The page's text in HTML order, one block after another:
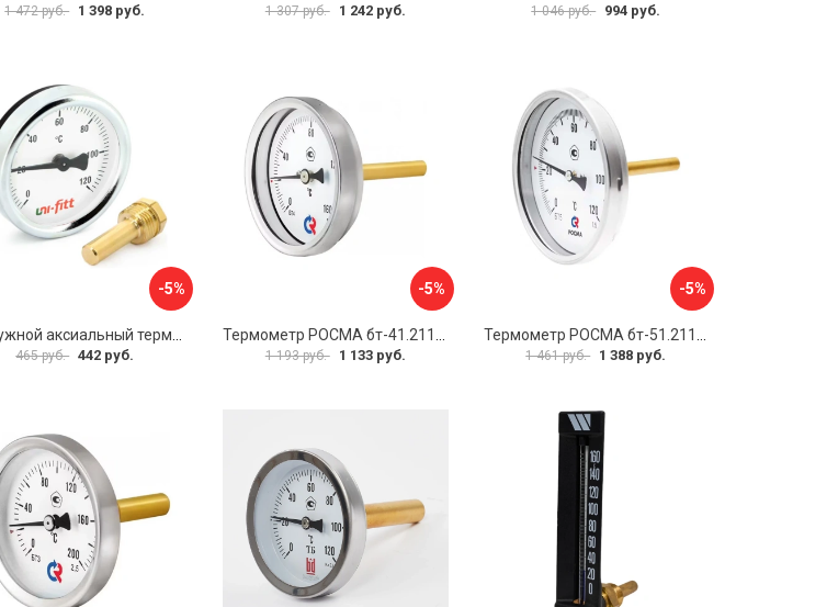
1 472 руб. 1 398 руб. 1 307 руб. 1 242 руб. 1 046 руб. 994 руб.
-5%
Погружной аксиальный термометр Uni-Fitt 321D4232
465 руб. 442 руб.
-5%
Термометр РОСМА бт-41.211 D070-00936
1 193 руб. 1 133 руб.
-5%
Термометр РОСМА бт-51.211 D070-00940
1 461 руб. 1 388 руб.